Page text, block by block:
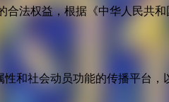
法权益，根据《中华人民共
和社会动员功能的传播平台